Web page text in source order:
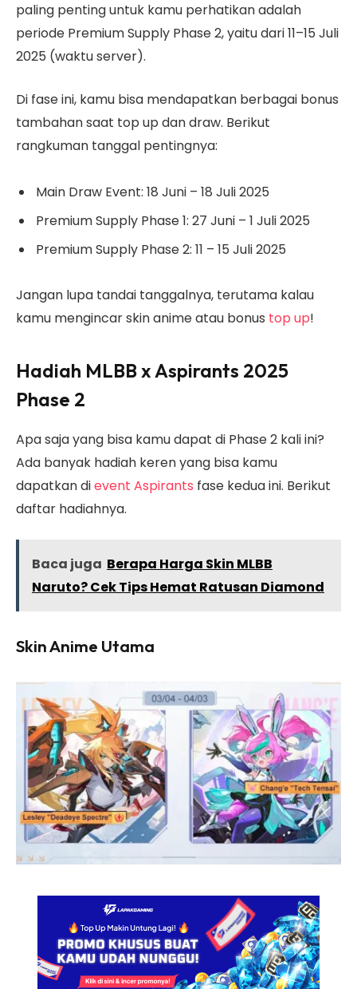
paling penting untuk kamu perhatikan adalah
periode Premium Supply Phase 2, yaitu dari 11–15 Juli
2025 (waktu server).
Di fase ini, kamu bisa mendapatkan berbagai bonus
tambahan saat top up dan draw. Berikut
rangkuman tanggal pentingnya:
Main Draw Event: 18 Juni – 18 Juli 2025
Premium Supply Phase 1: 27 Juni – 1 Juli 2025
Premium Supply Phase 2: 11 – 15 Juli 2025
Jangan lupa tandai tanggalnya, terutama kalau
kamu mengincar skin anime atau bonus top up!
Hadiah MLBB x Aspirants 2025
Phase 2
Apa saja yang bisa kamu dapat di Phase 2 kali ini?
Ada banyak hadiah keren yang bisa kamu
dapatkan dievent Aspirants fase kedua ini. Berikut
daftar hadiahnya.
Baca juga Berapa Harga Skin MLBB
Naruto? Cek Tips Hemat Ratusan Diamond
Skin Anime Utama